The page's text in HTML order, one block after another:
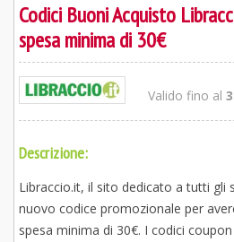
Codici Buoni Acquisto
spesa minima di 30€
Valido fino al
Descrizione:
Libraccio.it, il sito dedicato a tutti gli
nuovo codice promozionale per
spesa minima di 30€. I codici